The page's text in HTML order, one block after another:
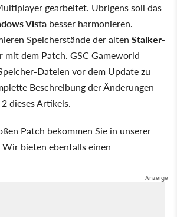
gearbeitet. Übrigens soll das
Vista besser harmonieren.
Speicherstände der alten Stalker-
mit dem Patch. GSC Gameworld
Dateien vor dem Update zu
Beschreibung der Änderungen
dieses Artikels.
Patch bekommen Sie in unserer
Wir bieten ebenfalls einen